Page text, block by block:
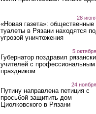
28
«Новая газета»: общественные
туалеты в Рязани находятся
угрозой уничтожения
5
Губернатор поздравил
учителей с профессиональным
праздником
24
Путину направлена петиция с
просьбой защитить дом
Циолковского в Рязани